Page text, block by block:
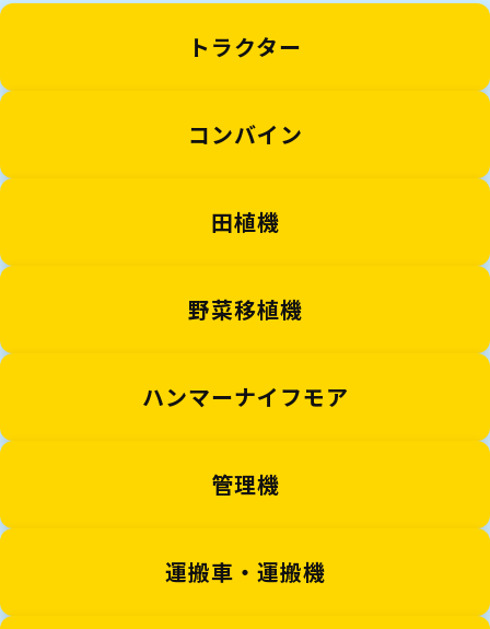
トラクター
コンバイン
田植機
野菜移植機
ハンマーナイフモア
管理機
運搬車・運搬機